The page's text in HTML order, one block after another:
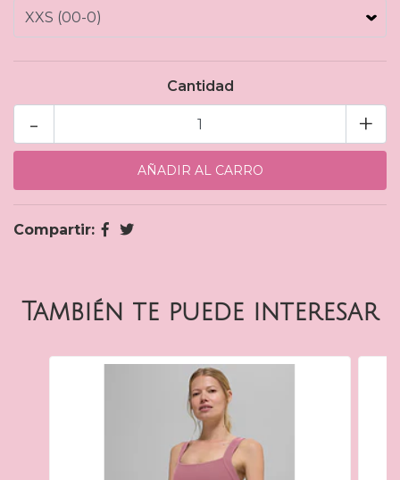
Cantidad
+
-
Compartir:
También te puede interesar